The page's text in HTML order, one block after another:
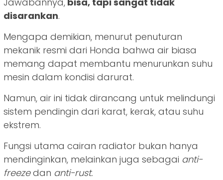
disarankan.
Mengapa demikian, menurut penuturan
mekanik resmi dari Honda bahwa air biasa
memang dapat membantu menurunkan suhu
mesin dalam kondisi darurat.
Namun, air ini tidak dirancang untuk melindungi
sistem pendingin dari karat, kerak, atau suhu
ekstrem.
Fungsi utama cairan radiator bukan hanya
mendinginkan, melainkan juga sebagai anti-
freezedan anti-rust.